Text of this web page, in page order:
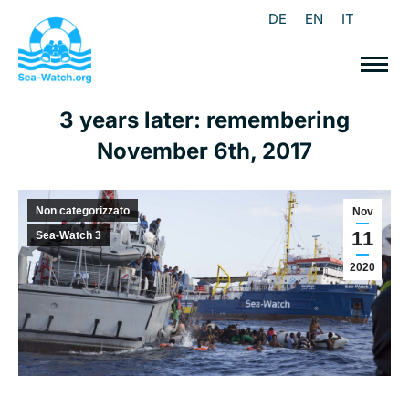
DE EN IT
3 years later: remembering
November 6th, 2017
Nov
11
2020
Non categorizzato
Sea-Watch 3